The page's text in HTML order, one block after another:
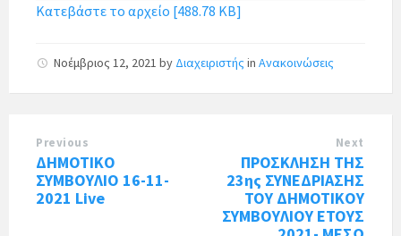
Κατεβάστε το αρχείο [488.78 KB]
Νοέμβριος 12, 2021 by Διαχειριστής in Ανακοινώσεις
Previous
ΔΗΜΟΤΙΚΟ
ΣΥΜΒΟΥΛΙΟ 16-11-
2021 Live
Next
ΠΡΟΣΚΛΗΣΗ ΤΗΣ
23ης ΣΥΝΕΔΡΙΑΣΗΣ
ΤΟΥ ΔΗΜΟΤΙΚΟΥ
ΣΥΜΒΟΥΛΙΟΥ ΕΤΟΥΣ